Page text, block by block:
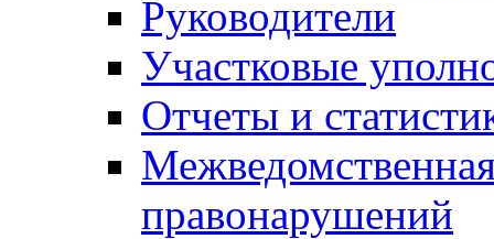
Руководители
Участковые
Отчеты и
правонарушений